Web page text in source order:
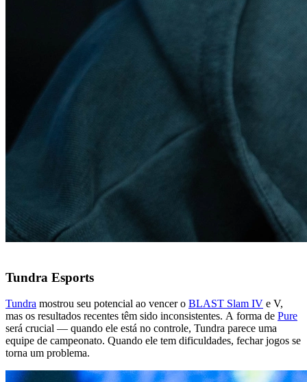
Tundra Esports
Tundra mostrou seu potencial ao vencer o BLAST Slam IV e V,
mas os resultados recentes têm sido inconsistentes. A forma de Pure
será crucial — quando ele está no controle, Tundra parece uma
equipe de campeonato. Quando ele tem dificuldades, fechar jogos se
torna um problema.